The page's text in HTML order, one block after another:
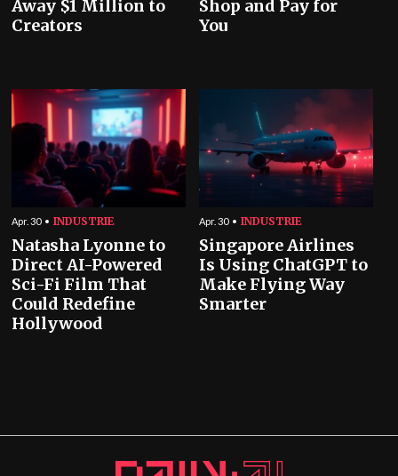
Away $1 Million to
Creators
Shop and Pay for
You
Apr. 30 INDUSTRIE
Natasha Lyonne to
Direct AI-Powered
Sci-Fi Film That
Could Redefine
Hollywood
Apr. 30 INDUSTRIE
Singapore Airlines
Is Using ChatGPT to
Make Flying Way
Smarter